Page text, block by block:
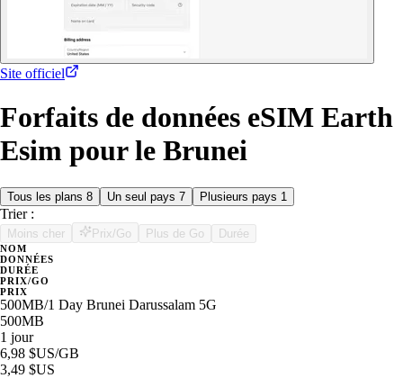
Site officiel
Forfaits de données eSIM Earth
Esim pour le Brunei
Tous les plans 8 Un seul pays 7 Plusieurs pays 1
Trier :
Moins cher Prix/Go Plus de Go Durée
NOM
DONNÉES
DURÉE
PRIX/GO
PRIX
500MB/1 Day Brunei Darussalam 5G
500MB
1 jour
6,98 $US/GB
3,49 $US